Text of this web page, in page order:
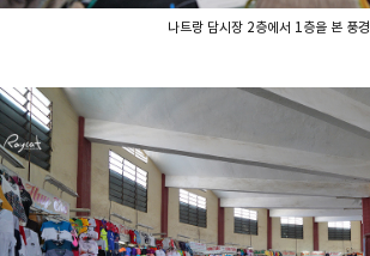
나트랑 담시장 2층에서 1층을 본 풍경